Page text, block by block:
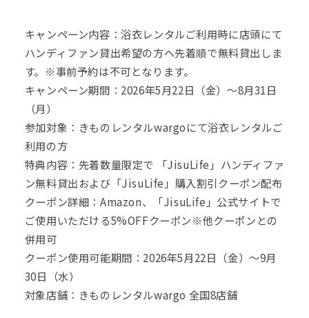
キャンペーン内容：浴衣レンタルご利用時に店頭にて
ハンディファン貸出希望の方へ先着順で無料貸出しま
す。※事前予約は不可となります。
キャンペーン期間：2026年5月22日（金）～8月31日
（月）
参加対象：きものレンタルwargoにて浴衣レンタルご
利用の方
特典内容：先着数量限定で 「JisuLife」ハンディファ
ン無料貸出および「JisuLife」購入割引クーポン配布
クーポン詳細：Amazon、「JisuLife」公式サイトで
ご使用いただける5%OFFクーポン※他クーポンとの
併用可
クーポン使用可能期間：2026年5月22日（金）～9月
30日（水）
対象店舗：きものレンタルwargo 全国8店舗